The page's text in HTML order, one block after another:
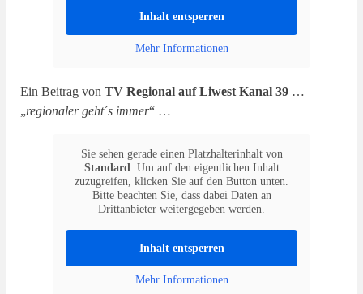
Inhalt entsperren
Mehr Informationen
Ein Beitrag vonTV Regional auf Liwest Kanal 39 …
„regionaler geht´s immer“ …
Sie sehen gerade einen Platzhalterinhalt von
Standard
. Um auf den eigentlichen Inhalt
zuzugreifen, klicken Sie auf den Button unten.
Bitte beachten Sie, dass dabei Daten an
Drittanbieter weitergegeben werden.
Inhalt entsperren
Mehr Informationen